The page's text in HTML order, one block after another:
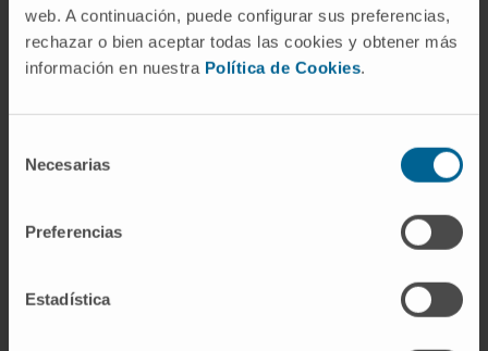
web. A continuación, puede configurar sus preferencias,
rechazar o bien aceptar todas las cookies y obtener más
información en nuestra Política de Cookies.
Necesarias
Preferencias
Estadística